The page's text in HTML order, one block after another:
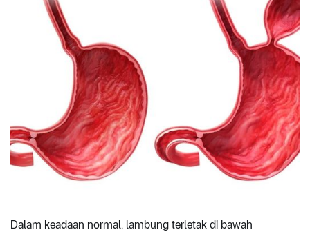
Dalam keadaan normal, lambung terletak di bawah